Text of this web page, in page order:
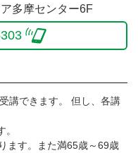
多摩センター6F
講できます。 但し、各講
ます。また満65歳～69歳